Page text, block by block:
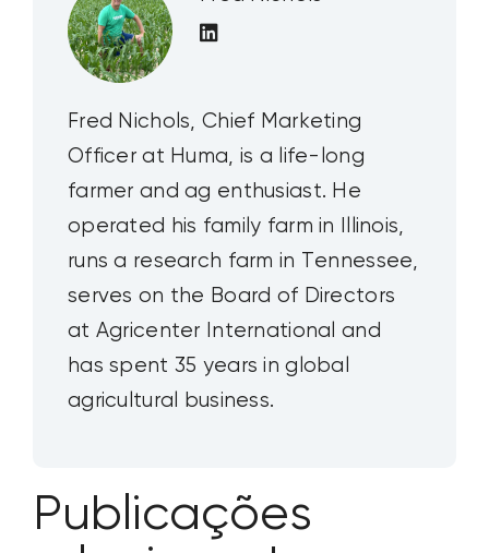
Fred Nichols, Chief Marketing
Officer at Huma, is a life-long
farmer and ag enthusiast. He
operated his family farm in Illinois,
runs a research farm in Tennessee,
serves on the Board of Directors
at Agricenter International and
has spent 35 years in global
agricultural business.
Publicações